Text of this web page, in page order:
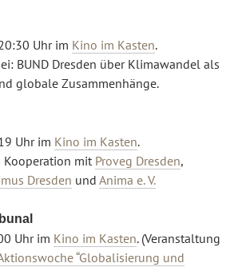
Uhr im Kino im Kasten.
BUND Dresden über Klimawandel als
globale Zusammenhänge.
Uhr im Kino im Kasten.
Kooperation mit Proveg Dresden,
Dresden und Anima e. V.
Uhr im Kino im Kasten. (Veranstaltung
“Globalisierung und